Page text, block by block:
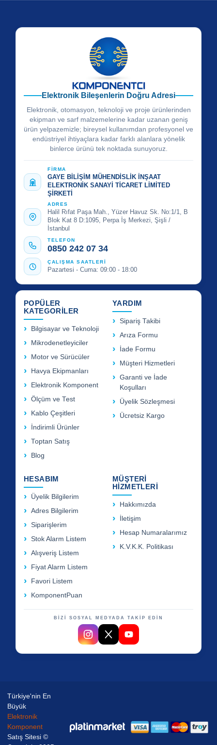
Elektronik Bileşenlerin Doğru Adresi
Elektronik, otomasyon, teknoloji ve proje ürünlerinden
ekipman ve sarf malzemelerine kadar uzanan geniş
ürün yelpazemizle; bireysel kullanımdan profesyonel ve
endüstriyel ihtiyaçlara kadar farklı alanlara yönelik
binlerce ürünü tek noktada sunuyoruz.
FİRMA
GAYE BİLİŞİM MÜHENDİSLİK İNŞAAT
ELEKTRONİK SANAYİ TİCARET LİMİTED
ŞİRKETİ
ADRES
Halil Rıfat Paşa Mah., Yüzer Havuz Sk. No:1/1, B
Blok Kat 8 D:1095, Perpa İş Merkezi, Şişli /
İstanbul
TELEFON
0850 242 07 34
ÇALIŞMA SAATLERİ
Pazartesi - Cuma: 09:00 - 18:00
POPÜLER
KATEGORİLER
Bilgisayar ve Teknoloji
Mikrodenetleyiciler
Motor ve Sürücüler
Havya Ekipmanları
Elektronik Komponent
Ölçüm ve Test
Kablo Çeşitleri
İndirimli Ürünler
Toptan Satış
Blog
YARDIM
Sipariş Takibi
Arıza Formu
İade Formu
Müşteri Hizmetleri
Garanti ve İade
Koşulları
Üyelik Sözleşmesi
Ücretsiz Kargo
HESABIM
Üyelik Bilgilerim
Adres Bilgilerim
Siparişlerim
Stok Alarm Listem
Alışveriş Listem
Fiyat Alarm Listem
Favori Listem
KomponentPuan
MÜŞTERİ
HİZMETLERİ
Hakkımızda
İletişim
Hesap Numaralarımız
K.V.K.K. Politikası
BİZİ SOSYAL MEDYADA TAKİP EDİN
Türkiye'nin En
Büyük
Elektronik
Komponent
Satış Sitesi ©